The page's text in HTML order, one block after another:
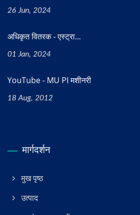
26 Jun, 2024
अधिकृत वितरक - एस्ट्रा...
01 Jan, 2024
YouTube - MU PI मशीनरी
18 Aug, 2012
मार्गदर्शन
मुख पृष्ठ
उत्पाद